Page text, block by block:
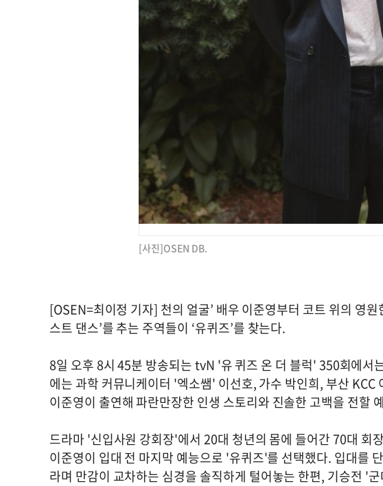
[사진]OSEN DB.
[OSEN=최이정 기자] 천의 얼굴’ 배우 이준영부터 코트 위의 영
스트 댄스’를 추는 주역들이 ‘유퀴즈’를 찾는다.
8일 오후 8시 45분 방송되는 tvN '유 퀴즈 온 더 블럭' 350회에서
에는 과학 커뮤니케이터 '엑소쌤' 이선호, 가수 박인희, 부산 KCC
이준영이 출연해 파란만장한 인생 스토리와 진솔한 고백을 전할
드라마 '신입사원 강회장'에서 20대 청년의 몸에 들어간 70대 회
이준영이 입대 전 마지막 예능으로 '유퀴즈'를 선택했다. 입대를
라며 만감이 교차하는 심경을 솔직하게 털어놓는 한편, 기승전 '